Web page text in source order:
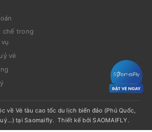
chế trong
vé
về Vé tàu cao tốc du lịch biển đảo (Phú Quốc,
tại Saomaifly.Thiết kế bởi SAOMAIFLY.